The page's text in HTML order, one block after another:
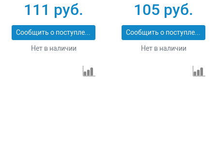
74168
111 руб.
Сообщить о поступлении
Нет в наличии
74161
105 руб.
Сообщить о поступлении
Нет в наличии